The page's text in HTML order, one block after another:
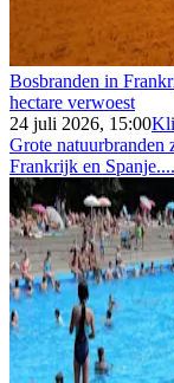
Bosbranden in
hectare verwoest
24 juli 2026, 15:00
Grote natuurbranden
Frankrijk en Spanje....